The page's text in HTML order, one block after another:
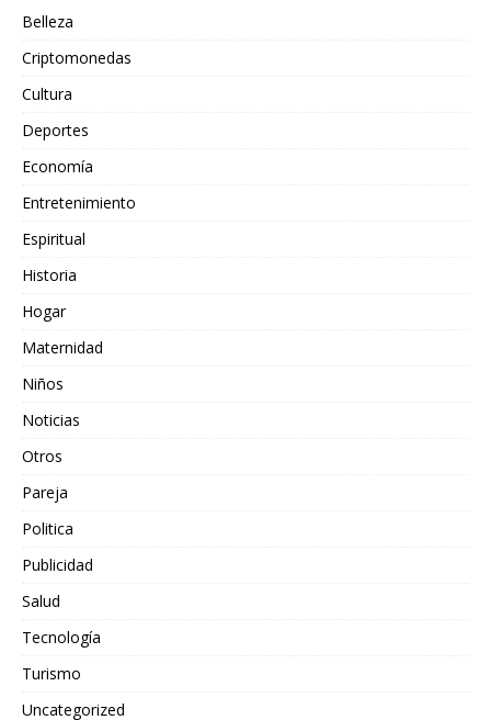
Belleza
Criptomonedas
Cultura
Deportes
Economía
Entretenimiento
Espiritual
Historia
Hogar
Maternidad
Niños
Noticias
Otros
Pareja
Politica
Publicidad
Salud
Tecnología
Turismo
Uncategorized